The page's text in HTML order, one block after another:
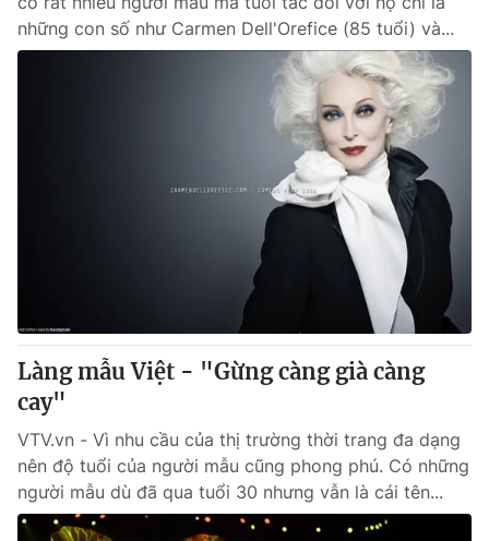
những con số như Carmen Dell'Orefice (85 tuổi) và...
Làng mẫu Việt - "Gừng càng già càng
cay"
VTV.vn - Vì nhu cầu của thị trường thời trang đa dạng
nên độ tuổi của người mẫu cũng phong phú. Có những
người mẫu dù đã qua tuổi 30 nhưng vẫn là cái tên...